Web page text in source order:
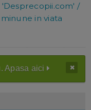
'Desprecopii.com' /
in viata
Apasa aici